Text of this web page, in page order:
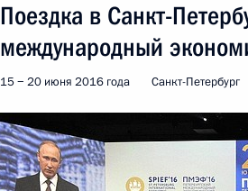
Поездка в Санкт-
международный
15 − 20 июня 2016 года Санкт-Петербург